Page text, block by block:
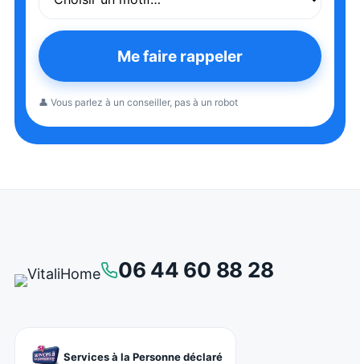
Me faire rappeler
👤 Vous parlez à un conseiller, pas à un robot
06 44 60 88 28
Services à la Personne déclaré